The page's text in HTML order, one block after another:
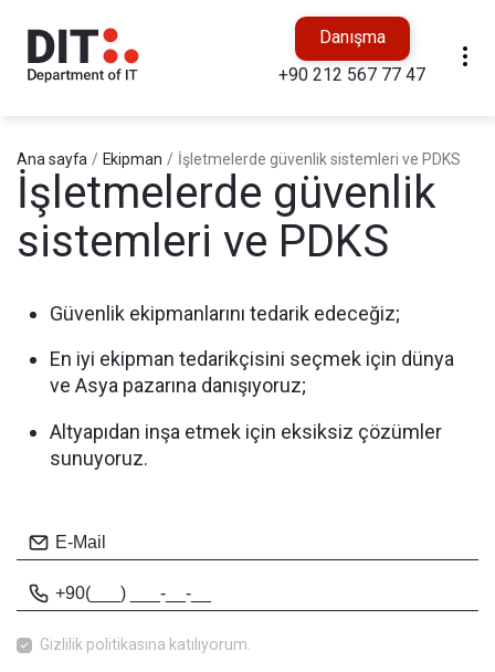
+90 212 567 77 47
Danışma
Ana sayfa / Ekipman / İşletmelerde güvenlik sistemleri ve PDKS
İşletmelerde güvenlik
sistemleri ve PDKS
Güvenlik ekipmanlarını tedarik edeceğiz;
En iyi ekipman tedarikçisini seçmek için dünya
ve Asya pazarına danışıyoruz;
Altyapıdan inşa etmek için eksiksiz çözümler
sunuyoruz.
Gizlilik politikasına katılıyorum.